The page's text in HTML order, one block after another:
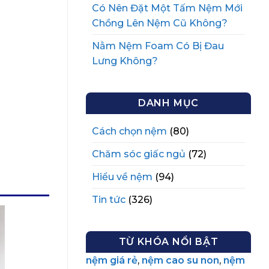
Có Nên Đặt Một Tấm Nệm Mới
Chồng Lên Nệm Cũ Không?
Nằm Nệm Foam Có Bị Đau
Lưng Không?
DANH MỤC
Cách chọn nệm (80)
Chăm sóc giấc ngủ (72)
Hiểu về nệm (94)
Tin tức (326)
TỪ KHÓA NỔI BẬT
nệm giá rẻ, nệm cao su non, nệm